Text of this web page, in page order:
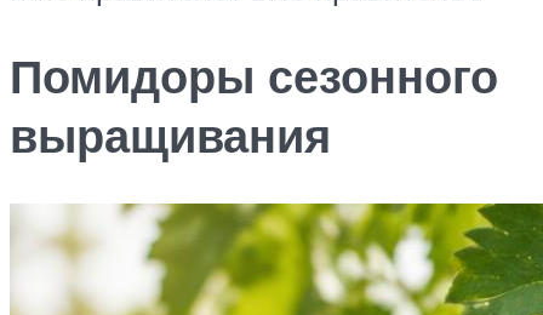
Помидоры сезонного
выращивания